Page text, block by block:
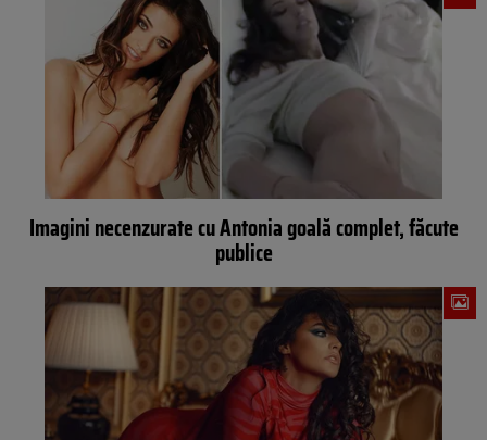
Imagini necenzurate cu Antonia goală complet, făcute
publice